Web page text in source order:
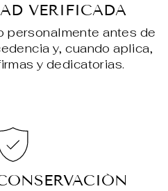
VERIFICADA
personalmente antes de
y, cuando aplica,
y dedicatorias.